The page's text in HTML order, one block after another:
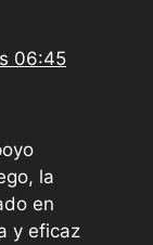
06:45
la
en
y eficaz